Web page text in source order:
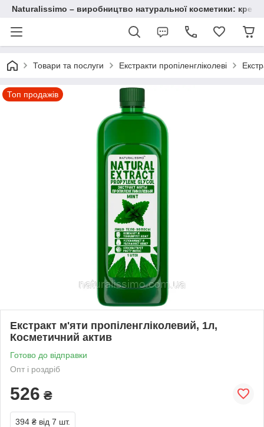
Naturalissimo – виробництво натуральної косметики:
Товари та послуги Екстракти пропіленгліколеві
Топ продажів
Екстракт м'яти пропіленгліколевий, 1л,
Косметичний актив
Готово до відправки
Опт і роздріб
526 ₴
394 ₴ від 7 шт.